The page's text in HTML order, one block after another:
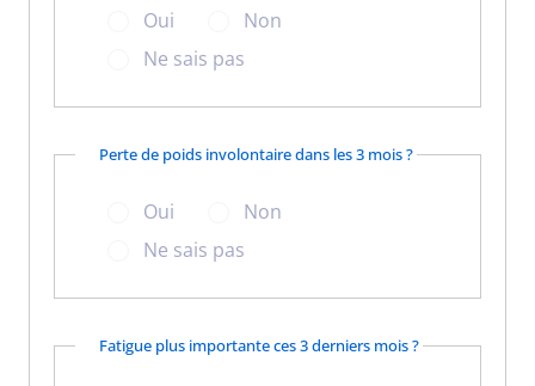
Oui
Non
Ne sais pas
Perte de poids involontaire dans les 3 mois ?
Oui
Non
Ne sais pas
Fatigue plus importante ces 3 derniers mois ?